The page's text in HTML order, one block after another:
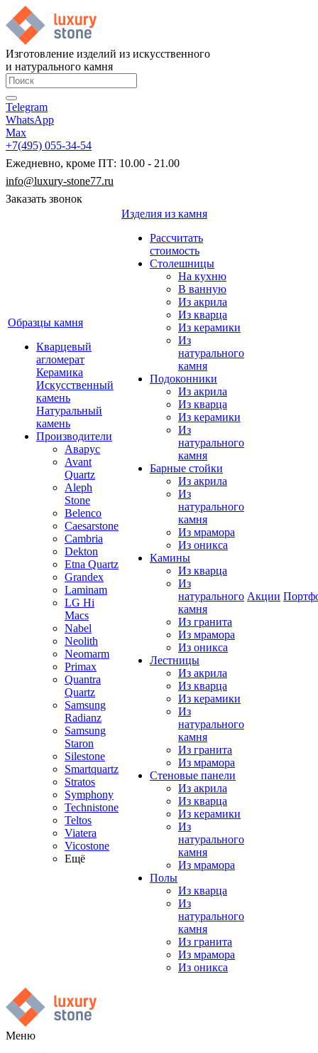
Изготовление изделий из искусственного
и натурального камня
Telegram
WhatsApp
Max
+7(495) 055-34-54
Ежедневно, кроме ПТ: 10.00 - 21.00
info@luxury-stone77.ru
Заказать звонок
Образцы камня
Кварцевый
агломерат
Керамика
Искусственный
камень
Натуральный
камень
Производители
Аварус
Avant
Quartz
Aleph
Stone
Belenco
Caesarstone
Cambria
Dekton
Etna Quartz
Grandex
Laminam
LG Hi
Macs
Nabel
Neolith
Neomarm
Primax
Quantra
Quartz
Samsung
Radianz
Samsung
Staron
Silestone
Smartquartz
Stratos
Symphony
Technistone
Teltos
Viatera
Vicostone
Ещё
Изделия из камня
Рассчитать
стоимость
Столешницы
На кухню
В ванную
Из акрила
Из кварца
Из керамики
Из
натурального
камня
Подоконники
Из акрила
Из кварца
Из керамики
Из
натурального
камня
Барные стойки
Из акрила
Из
натурального
камня
Из мрамора
Из оникса
Камины
Из кварца
Из
натурального
камня
Из гранита
Из мрамора
Из оникса
Лестницы
Из акрила
Из кварца
Из керамики
Из
натурального
камня
Из гранита
Из мрамора
Стеновые панели
Из акрила
Из кварца
Из керамики
Из
натурального
камня
Из мрамора
Полы
Из кварца
Из
натурального
камня
Из гранита
Из мрамора
Из оникса
Акции
Меню